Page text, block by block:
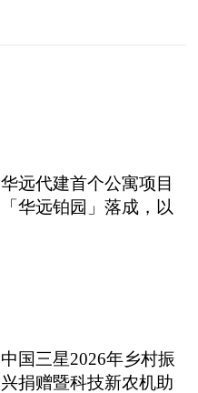
华远代建首个公寓项目
「华远铂园」落成，以
中国三星2026年乡村振
兴捐赠暨科技新农机助